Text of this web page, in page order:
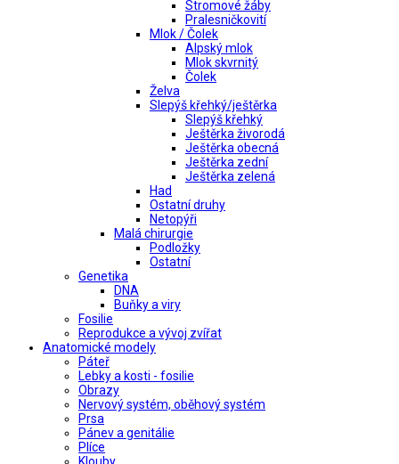
Stromové žáby
Pralesničkovití
Mlok / Čolek
Alpský mlok
Mlok skvrnitý
Čolek
Želva
Slepýš křehký/ještěrka
Slepýš křehký
Ještěrka živorodá
Ještěrka obecná
Ještěrka zední
Ještěrka zelená
Had
Ostatní druhy
Netopýři
Malá chirurgie
Podložky
Ostatní
Genetika
DNA
Buňky a viry
Fosilie
Reprodukce a vývoj zvířat
Anatomické modely
Páteř
Lebky a kosti - fosilie
Obrazy
Nervový systém, oběhový systém
Prsa
Pánev a genitálie
Plíce